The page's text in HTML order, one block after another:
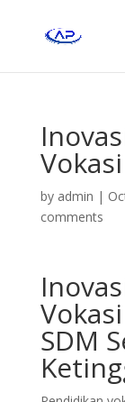
by admin |
comments
SDM